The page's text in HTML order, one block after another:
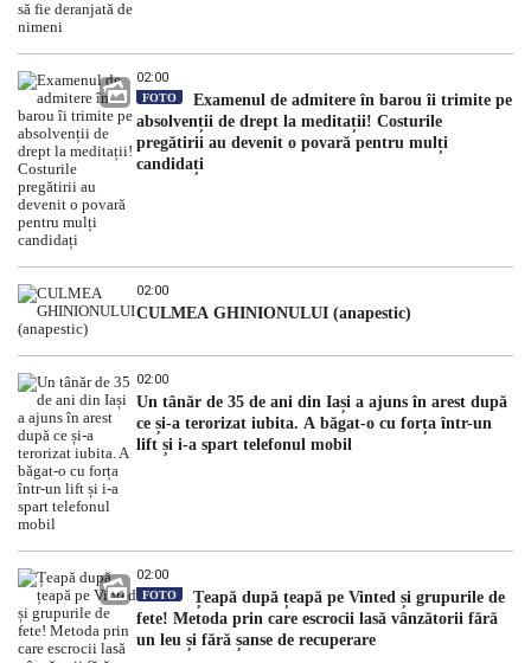
02:00
FOTO
Examenul de admitere în barou îi trimite pe
absolvenții de drept la meditații! Costurile
pregătirii au devenit o povară pentru mulți
candidați
02:00
CULMEA GHINIONULUI (anapestic)
02:00
Un tânăr de 35 de ani din Iași a ajuns în arest după
ce și-a terorizat iubita. A băgat-o cu forța într-un
lift și i-a spart telefonul mobil
02:00
FOTO
Țeapă după țeapă pe Vinted și grupurile de
fete! Metoda prin care escrocii lasă vânzătorii fără
un leu și fără șanse de recuperare